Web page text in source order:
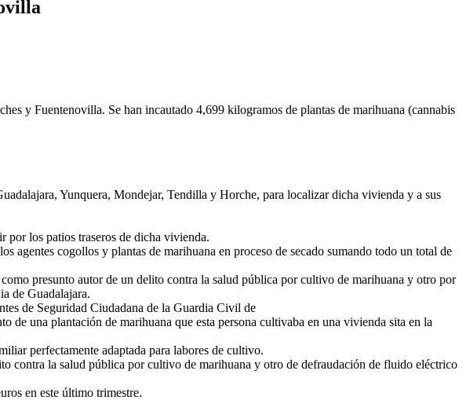
y Fuentenovilla. Se han incautado 4,699 kilogramos de plantas de marihuana (cannabis
Yunquera, Mondejar, Tendilla y Horche, para localizar dicha vivienda y a sus
por los patios traseros de dicha vivienda.
cogollos y plantas de marihuana en proceso de secado sumando todo un total de
presunto autor de un delito contra la salud pública por cultivo de marihuana y otro por
de Guadalajara.
de Seguridad Ciudadana de la Guardia Civil de
de una plantación de marihuana que esta persona cultivaba en una vivienda sita en la
perfectamente adaptada para labores de cultivo.
contra la salud pública por cultivo de marihuana y otro de defraudación de fluido eléctrico
en este último trimestre.